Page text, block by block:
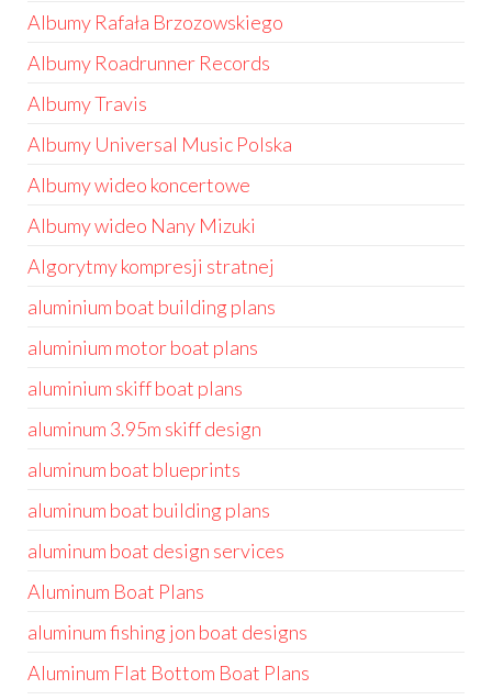
Albumy Rafała Brzozowskiego
Albumy Roadrunner Records
Albumy Travis
Albumy Universal Music Polska
Albumy wideo koncertowe
Albumy wideo Nany Mizuki
Algorytmy kompresji stratnej
aluminium boat building plans
aluminium motor boat plans
aluminium skiff boat plans
aluminum 3.95m skiff design
aluminum boat blueprints
aluminum boat building plans
aluminum boat design services
Aluminum Boat Plans
aluminum fishing jon boat designs
Aluminum Flat Bottom Boat Plans